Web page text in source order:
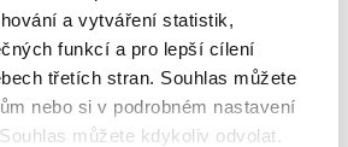
a vytváření statistik,
funkcí a pro lepší cílení
třetích stran. Souhlas můžete
nebo si v podrobném nastavení
můžete kdykoliv odvolat.